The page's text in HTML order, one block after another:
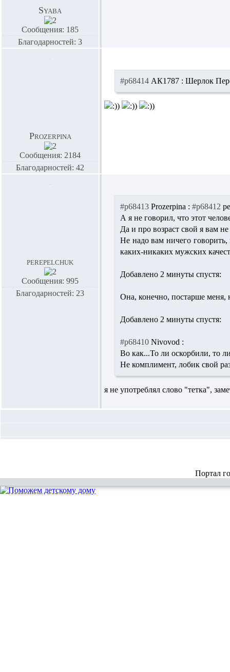
Syaba
Сообщения: 185
Благодарностей: 3
Prozerpina
Сообщения: 2184
Благодарностей: 42
#p68414 АК1787 : Шерлок
perepelchuk
Сообщения: 995
Благодарностей: 23
#p68413 Prozerpina : #p68412
А я не говорил, что этот
Да и про возраст свой я вам
Не надо вам ничего
каких-никаких мужских
Добавлено 2 минуты спустя:
Она, конечно, постарше меня,
Добавлено 2 минуты спустя:
#p68410 Nivovod :
Во как...То ли оскорбили, то
Не комплимент, лобик свой
я не употреблял слово "тетка",
Портал